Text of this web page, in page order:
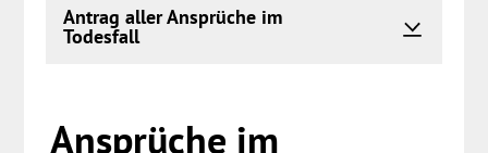
Ansprüche im
Antrag aller Ansprüche im
Todesfall